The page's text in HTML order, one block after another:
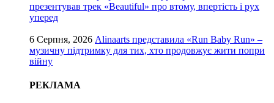
презентував трек «Beautiful» про втому, впертість і рух
уперед
6 Серпня, 2026 Alinaarts представила «Run Baby Run» –
музичну підтримку для тих, хто продовжує жити попри
війну
РЕКЛАМА